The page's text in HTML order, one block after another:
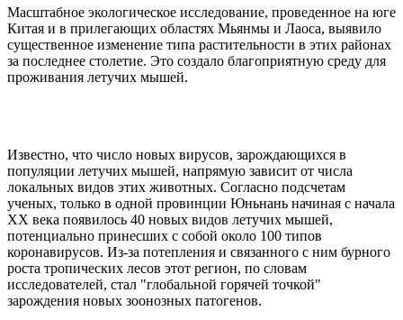
Масштабное экологическое исследование, проведенное на юге
Китая и в прилегающих областях Мьянмы и Лаоса, выявило
существенное изменение типа растительности в этих районах
за последнее столетие. Это создало благоприятную среду для
проживания летучих мышей.
Известно, что число новых вирусов, зарождающихся в
популяции летучих мышей, напрямую зависит от числа
локальных видов этих животных. Согласно подсчетам
ученых, только в одной провинции Юньнань начиная с начала
ХХ века появилось 40 новых видов летучих мышей,
потенциально принесших с собой около 100 типов
коронавирусов. Из-за потепления и связанного с ним бурного
роста тропических лесов этот регион, по словам
исследователей, стал "глобальной горячей точкой"
зарождения новых зоонозных патогенов.